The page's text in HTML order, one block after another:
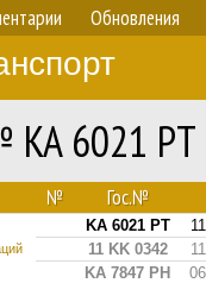
Обновления
KA 6021 PT
№ Гос.№
KA 6021 PT
11 KK 0342
KA 7847 PH